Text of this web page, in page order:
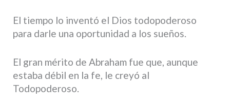
El tiempo lo inventó el Dios todopoderoso
para darle una oportunidad a los sueños.
El gran mérito de Abraham fue que, aunque
estaba débil en la fe, le creyó al
Todopoderoso.